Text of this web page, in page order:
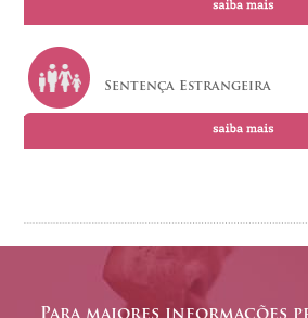
Sentença Estrangeira